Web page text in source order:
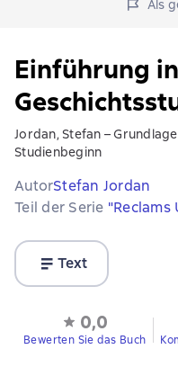
Als
Einführung
Jordan, Stefan –
Studienbeginn
AutorStefan Jordan
Teil der Serie
Text
0,0
Bewerten Sie das Buch